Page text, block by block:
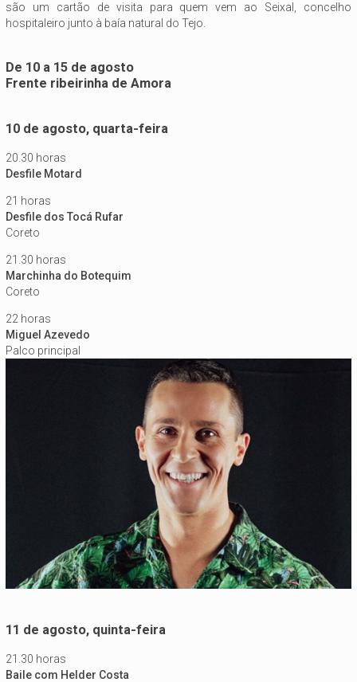
são um cartão de visita para quem vem ao Seixal, concelho
hospitaleiro junto à baía natural do Tejo.
De 10 a 15 de agosto
Frente ribeirinha de Amora
10 de agosto, quarta-feira
20.30 horas
Desfile Motard
21 horas
Desfile dos Tocá Rufar
Coreto
21.30 horas
Marchinha do Botequim
Coreto
22 horas
Miguel Azevedo
Palco principal
11 de agosto, quinta-feira
21.30 horas
Baile com Helder Costa